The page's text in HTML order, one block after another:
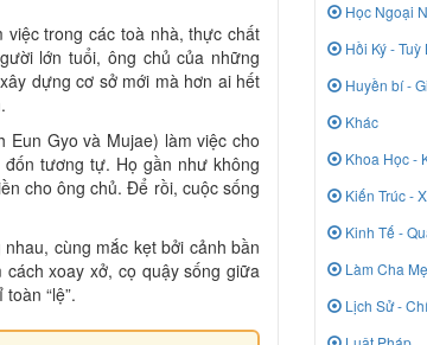
trong các toà nhà, thực chất
lớn tuổi, ông chủ của những
dựng cơ sở mới mà hơn ai hết
Gyo và Mujae) làm việc cho
tương tự. Họ gần như không
cho ông chủ. Để rồi, cuộc sống
cùng mắc kẹt bởi cảnh bần
xoay xở, cọ quậy sống giữa
“lệ”.
Học Ngoại
Hồi Ký - Tuỳ
Huyền bí -
Khác
Khoa Học -
Kiến Trúc -
Kinh Tế -
Làm Cha
Lịch Sử -